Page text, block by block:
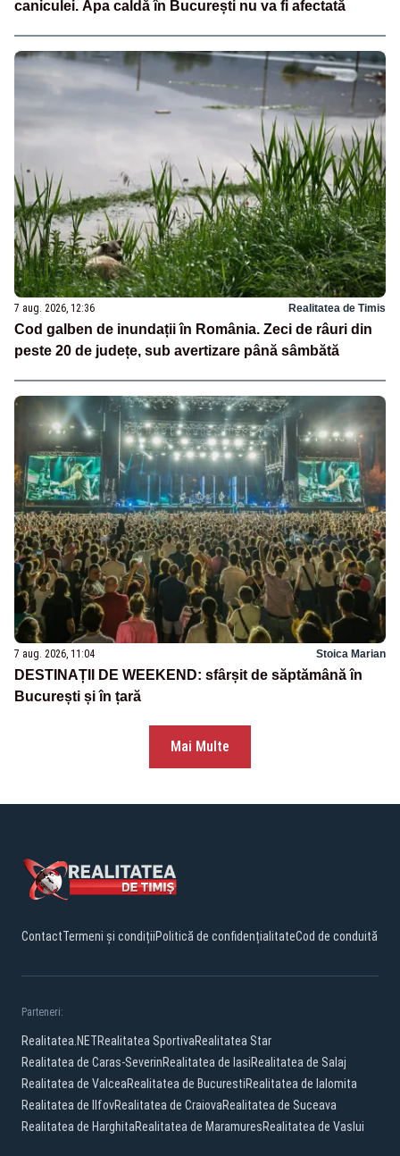
caniculei. Apa caldă în București nu va fi afectată
7 aug. 2026, 12:36 Realitatea de Timis
Cod galben de inundații în România. Zeci de râuri din
peste 20 de județe, sub avertizare până sâmbătă
7 aug. 2026, 11:04 Stoica Marian
DESTINAȚII DE WEEKEND: sfârșit de săptămână în
București și în țară
Mai Multe
ContactTermeni și condițiiPolitică de confidențialitateCod de conduită
Parteneri:
Realitatea.NETRealitatea SportivaRealitatea Star
Realitatea de Caras-SeverinRealitatea de IasiRealitatea de Salaj
Realitatea de ValceaRealitatea de BucurestiRealitatea de Ialomita
Realitatea de IlfovRealitatea de CraiovaRealitatea de Suceava
Realitatea de HarghitaRealitatea de MaramuresRealitatea de Vaslui